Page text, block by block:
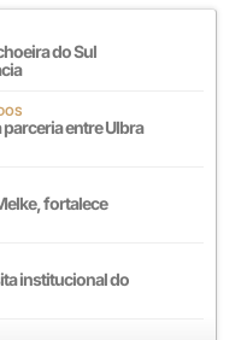
do Sul
entre Ulbra
fortalece
institucional do